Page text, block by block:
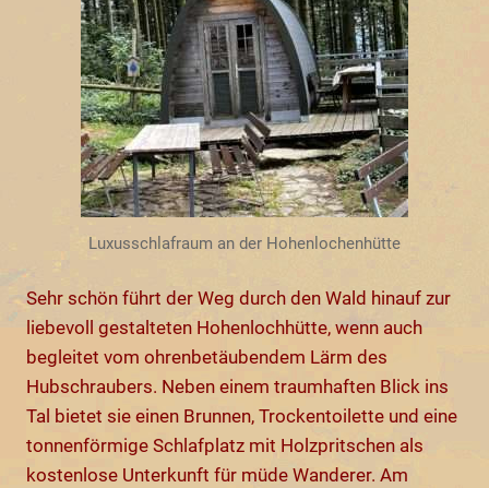
Luxusschlafraum an der Hohenlochenhütte
Sehr schön führt der Weg durch den Wald hinauf zur
liebevoll gestalteten Hohenlochhütte, wenn auch
begleitet vom ohrenbetäubendem Lärm des
Hubschraubers. Neben einem traumhaften Blick ins
Tal bietet sie einen Brunnen, Trockentoilette und eine
tonnenförmige Schlafplatz mit Holzpritschen als
kostenlose Unterkunft für müde Wanderer. Am